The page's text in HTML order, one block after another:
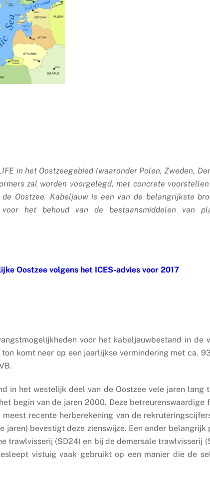
in het Oostzeegebied (waaronder Polen, Zweden,
zal worden voorgelegd, met concrete
Oostzee. Kabeljauw is een van de belangrijkste
het behoud van de bestaansmiddelen van
Oostzee volgens het ICES-advies voor 2017
voor het kabeljauwbestand in de
komt neer op een jaarlijkse vermindering met ca.
in het westelijk deel van de Oostzee vele jaren lang
begin van de jaren 2000. Deze betreurenswaardige
recente herberekening van de
jaren) bevestigt deze zienswijze. Een ander belangrijk
(SD24) en bij de demersale trawlvisserij
vistuig vaak gebruikt op een manier die de